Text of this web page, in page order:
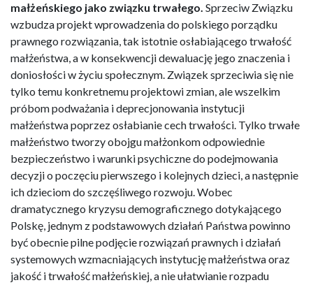
małżeńskiego jako związku trwałego. Sprzeciw Związku
wzbudza projekt wprowadzenia do polskiego porządku
prawnego rozwiązania, tak istotnie osłabiającego trwałość
małżeństwa, a w konsekwencji dewaluację jego znaczenia i
doniosłości w życiu społecznym. Związek sprzeciwia się nie
tylko temu konkretnemu projektowi zmian, ale wszelkim
próbom podważania i deprecjonowania instytucji
małżeństwa poprzez osłabianie cech trwałości. Tylko trwałe
małżeństwo tworzy obojgu małżonkom odpowiednie
bezpieczeństwo i warunki psychiczne do podejmowania
decyzji o poczęciu pierwszego i kolejnych dzieci, a następnie
ich dzieciom do szczęśliwego rozwoju. Wobec
dramatycznego kryzysu demograficznego dotykającego
Polskę, jednym z podstawowych działań Państwa powinno
być obecnie pilne podjęcie rozwiązań prawnych i działań
systemowych wzmacniających instytucję małżeństwa oraz
jakość i trwałość małżeńskiej, a nie ułatwianie rozpadu